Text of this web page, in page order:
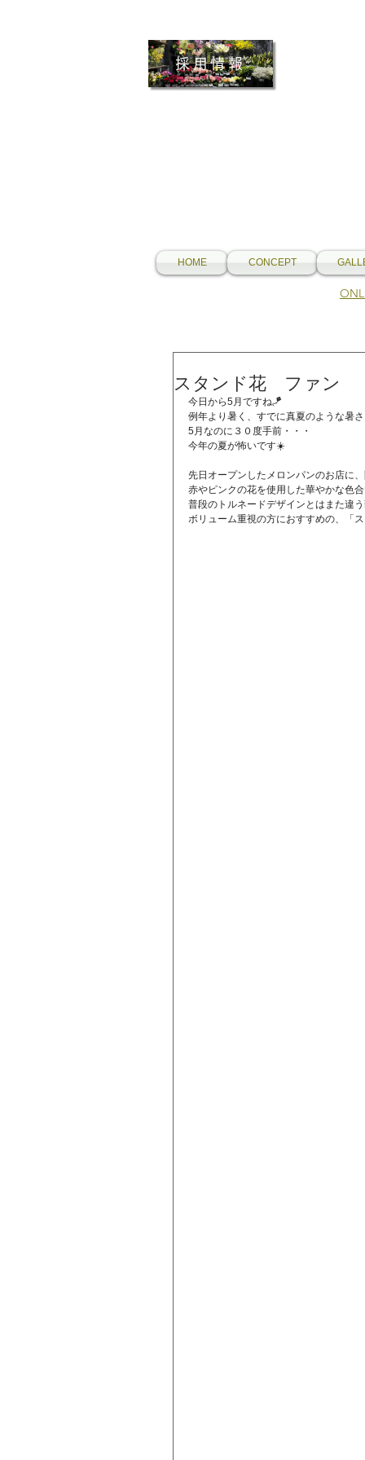
採用情報
HOME CONCEPT
スタンド花 ファン
今日から5月ですね🪁
例年より暑く、すでに真夏のような暑
5月なのに３０度手前・・・
今年の夏が怖いです☀️
先日オープンしたメロンパンのお店に
赤やピンクの花を使用した華やかな色
普段のトルネードデザインとはまた違
ボリューム重視の方におすすめの、「